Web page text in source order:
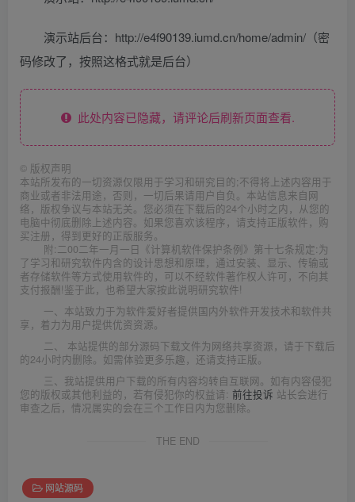
演示站后台：http://e4f90139.iumd.cn/home/admin/（密
码修改了，按照这格式就是后台）
此处内容已隐藏，请评论后刷新页面查看.
© 版权声明
本站所发布的一切资源仅限用于学习和研究目的;不得将上述内容用于
商业或者非法用途，否则，一切后果请用户自负。本站信息来自网
络，版权争议与本站无关。您必须在下载后的24个小时之内，从您的
电脑中彻底删除上述内容。如果您喜欢该程序，请支持正版软件，购
买注册，得到更好的正版服务。
附:二00二年一月一日《计算机软件保护条例》第十七条规定:为
了学习和研究软件内含的设计思想和原理，通过安装、显示、传输或
者存储软件等方式使用软件的，可以不经软件著作权人许可，不向其
支付报酬!鉴于此，也希望大家按此说明研究软件!
一、本站致力于为软件爱好者提供国内外软件开发技术和软件共
享，着力为用户提供优资资源。
二、 本站提供的部分源码下载文件为网络共享资源，请于下载后
的24小时内删除。如需体验更多乐趣，还请支持正版。
三、我站提供用户下载的所有内容均转自互联网。如有内容侵犯
您的版权或其他利益的，若有侵犯你的权益请: 前往投诉 站长会进行
审查之后，情况属实的会在三个工作日内为您删除。
THE END
网站源码